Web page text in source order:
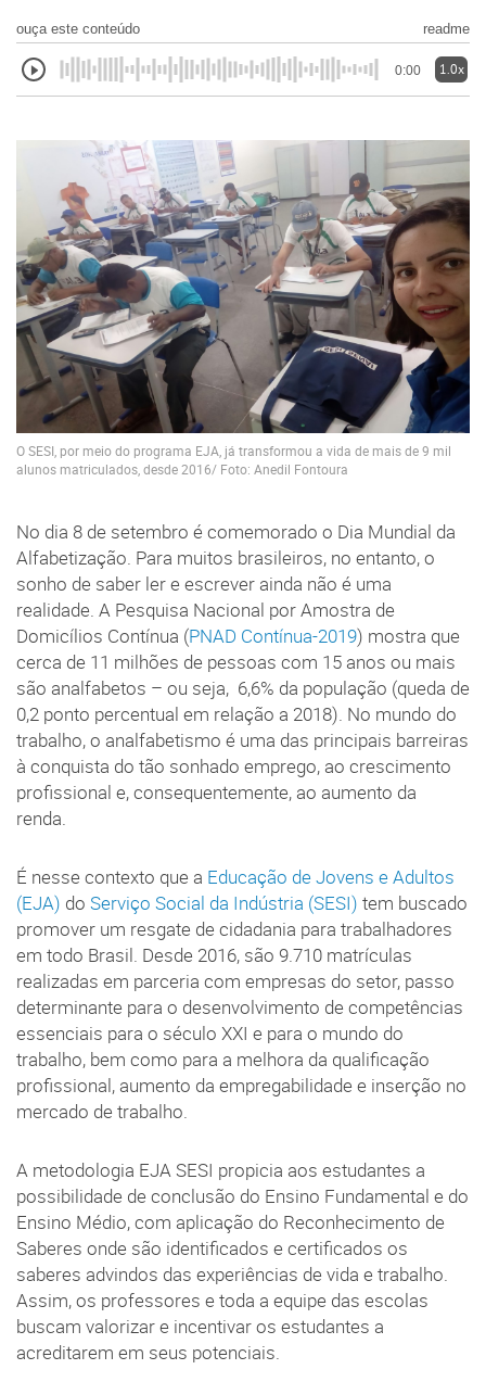
ouça este conteúdo readme
0:00 1.0x
O SESI, por meio do programa EJA, já transformou a vida de mais de 9 mil
alunos matriculados, desde 2016/ Foto: Anedil Fontoura
No dia 8 de setembro é comemorado o Dia Mundial da
Alfabetização. Para muitos brasileiros, no entanto, o
sonho de saber ler e escrever ainda não é uma
realidade. A Pesquisa Nacional por Amostra de
Domicílios Contínua (PNAD Contínua-2019) mostra que
cerca de 11 milhões de pessoas com 15 anos ou mais
são analfabetos – ou seja, 6,6% da população (queda de
0,2 ponto percentual em relação a 2018). No mundo do
trabalho, o analfabetismo é uma das principais barreiras
à conquista do tão sonhado emprego, ao crescimento
profissional e, consequentemente, ao aumento da
renda.
É nesse contexto que a Educação de Jovens e Adultos
(EJA) do Serviço Social da Indústria (SESI) tem buscado
promover um resgate de cidadania para trabalhadores
em todo Brasil. Desde 2016, são 9.710 matrículas
realizadas em parceria com empresas do setor, passo
determinante para o desenvolvimento de competências
essenciais para o século XXI e para o mundo do
trabalho, bem como para a melhora da qualificação
profissional, aumento da empregabilidade e inserção no
mercado de trabalho.
A metodologia EJA SESI propicia aos estudantes a
possibilidade de conclusão do Ensino Fundamental e do
Ensino Médio, com aplicação do Reconhecimento de
Saberes onde são identificados e certificados os
saberes advindos das experiências de vida e trabalho.
Assim, os professores e toda a equipe das escolas
buscam valorizar e incentivar os estudantes a
acreditarem em seus potenciais.